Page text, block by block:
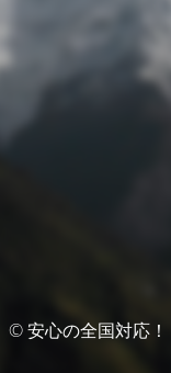
© 安心の全国対応